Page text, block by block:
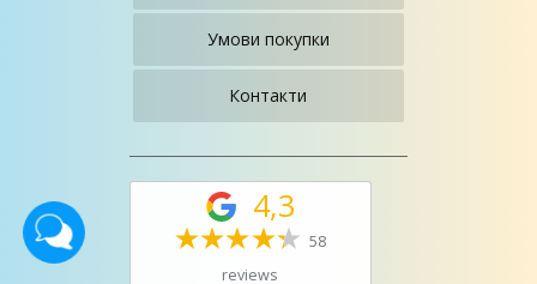
Умови покупки
Контакти
4,3
58
reviews